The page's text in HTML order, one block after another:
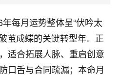
每月运势整体呈“伏吟太
茧成蝶的关键转型年。正
适合拓展人脉、重启创意
口舌与合同疏漏；本命月
，生意屡屡受挫，店开一家关
，生意好的就出事。前些年攒的
霉！我也想找人看看到底怎么